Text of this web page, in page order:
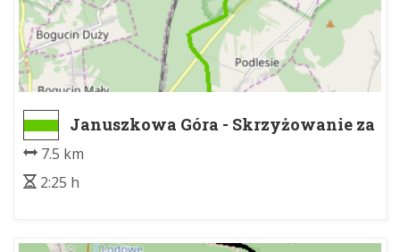
Januszkowa Góra - Skrzyżowanie za
Stołową Górą (Jaroszowiec las)
7.5 km
2:25 h